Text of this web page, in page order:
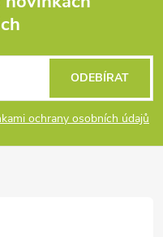
ochrany osobních údajů
ODEBÍRAT